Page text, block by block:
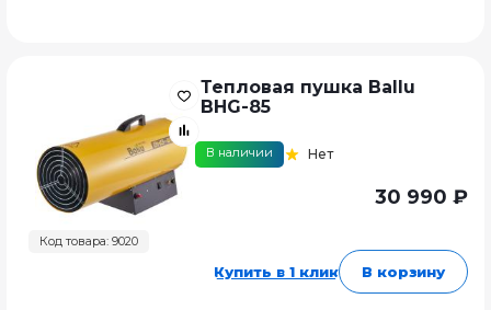
Код товара: 9020
Тепловая пушка Ballu
BHG-85
В наличии Нет
30 990 ₽
Купить в 1 клик В корзину